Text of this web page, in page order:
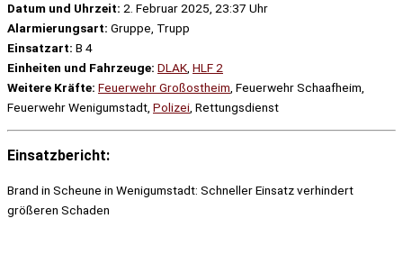
Datum und Uhrzeit: 2. Februar 2025, 23:37 Uhr
Alarmierungsart: Gruppe, Trupp
Einsatzart: B 4
Einheiten und Fahrzeuge: DLAK HLF 2
Weitere Kräfte: Feuerwehr Großostheim , Feuerwehr Schaafheim,
Feuerwehr Wenigumstadt, Polizei , Rettungsdienst
Einsatzbericht:
Brand in Scheune in Wenigumstadt: Schneller Einsatz verhindert
größeren Schaden